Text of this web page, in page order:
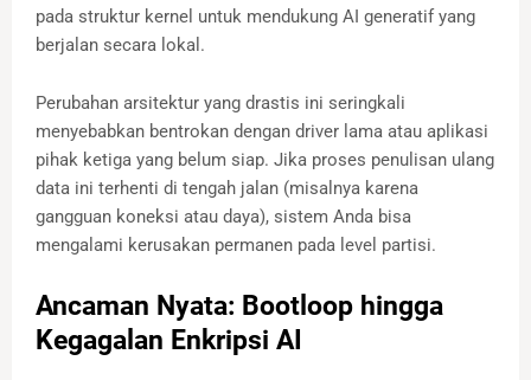
pada struktur kernel untuk mendukung AI generatif yang
berjalan secara lokal.
Perubahan arsitektur yang drastis ini seringkali
menyebabkan bentrokan dengan driver lama atau aplikasi
pihak ketiga yang belum siap. Jika proses penulisan ulang
data ini terhenti di tengah jalan (misalnya karena
gangguan koneksi atau daya), sistem Anda bisa
mengalami kerusakan permanen pada level partisi.
Ancaman Nyata: Bootloop hingga
Kegagalan Enkripsi AI